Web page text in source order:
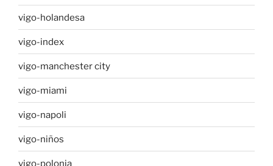
vigo-holandesa
vigo-index
vigo-manchester city
vigo-miami
vigo-napoli
vigo-niños
vigo-polonia